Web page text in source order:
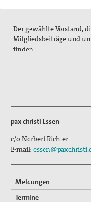
Aktionen Kampagnen
Bankverbindung
Suche
Der gewählte Vorstand,
Mitgliedsbeiträge und
finden.
pax christi Essen
c/o Norbert Richter
E-mail:
Meldungen
Termine